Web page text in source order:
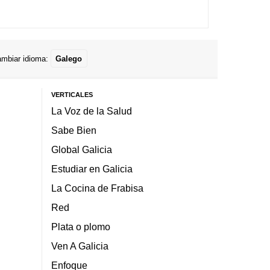
idioma: Galego
VERTICALES
La Voz de la Salud
Sabe Bien
Global Galicia
Estudiar en Galicia
La Cocina de Frabisa
Red
Plata o plomo
Ven A Galicia
Enfoque